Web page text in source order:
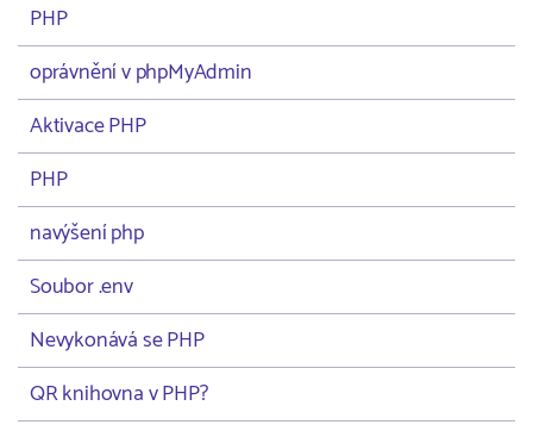
PHP
oprávnění v phpMyAdmin
Aktivace PHP
PHP
navýšení php
Soubor .env
Nevykonává se PHP
QR knihovna v PHP?